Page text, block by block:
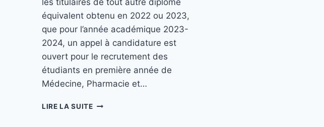
équivalent obtenu en 2022 ou 2023,
que pour l’année académique 2023-
2024, un appel à candidature est
ouvert pour le recrutement des
étudiants en première année de
Médecine, Pharmacie et…
LIRE LA SUITE